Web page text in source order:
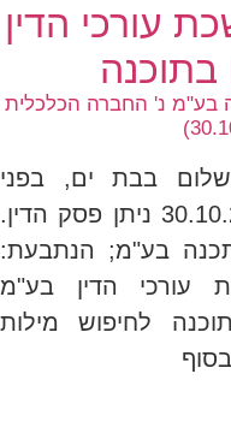
עורכי הדין
בתוכנה
הרשקום תכנה בע"מ נ' החברה הכלכלית
בבת ים, בפני
השופטת רונית אופיר. ביום 30.10.23 ניתן פסק הדין.
בע"מ; הנתבעת:
עורכי הדין בע"מ
לחיפוש מילות